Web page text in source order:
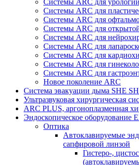
Системы ARC для
Системы ARC для
Системы ARC для
Системы ARC для
Системы ARC для
Системы ARC для
Системы ARC для
Системы ARC для
Новое поколение ARC
Система эвакуации дыма SHE
Ультразвуковая хирургическая
ARC PLUS, аргоноплазменная
Эндоскопическое оборудование
Оптика
Автоклавируемые
сапфировой линзой
Гистеро-,